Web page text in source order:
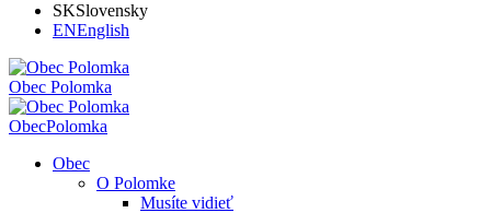
SKSlovensky
ENEnglish
Obec Polomka
ObecPolomka
Obec
O Polomke
Musíte vidieť